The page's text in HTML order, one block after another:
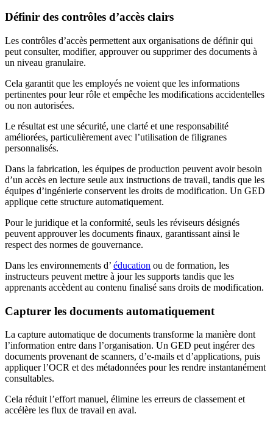
Définir des contrôles d’accès clairs
Les contrôles d’accès permettent aux organisations de définir qui
peut consulter, modifier, approuver ou supprimer des documents à
un niveau granulaire.
Cela garantit que les employés ne voient que les informations
pertinentes pour leur rôle et empêche les modifications accidentelles
ou non autorisées.
Le résultat est une sécurité, une clarté et une responsabilité
améliorées, particulièrement avec l’utilisation de filigranes
personnalisés.
Dans la fabrication, les équipes de production peuvent avoir besoin
d’un accès en lecture seule aux instructions de travail, tandis que les
équipes d’ingénierie conservent les droits de modification. Un GED
applique cette structure automatiquement.
Pour le juridique et la conformité, seuls les réviseurs désignés
peuvent approuver les documents finaux, garantissant ainsi le
respect des normes de gouvernance.
Dans les environnements d’ éducation ou de formation, les
instructeurs peuvent mettre à jour les supports tandis que les
apprenants accèdent au contenu finalisé sans droits de modification.
Capturer les documents automatiquement
La capture automatique de documents transforme la manière dont
l’information entre dans l’organisation. Un GED peut ingérer des
documents provenant de scanners, d’e-mails et d’applications, puis
appliquer l’OCR et des métadonnées pour les rendre instantanément
consultables.
Cela réduit l’effort manuel, élimine les erreurs de classement et
accélère les flux de travail en aval.